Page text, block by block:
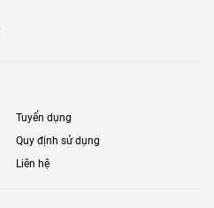
Tuyển dụng
Quy định sử dụng
Liên hệ